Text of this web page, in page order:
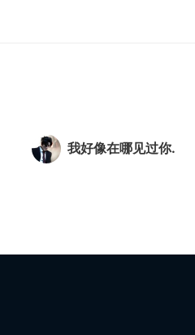
我好像在哪见过你.